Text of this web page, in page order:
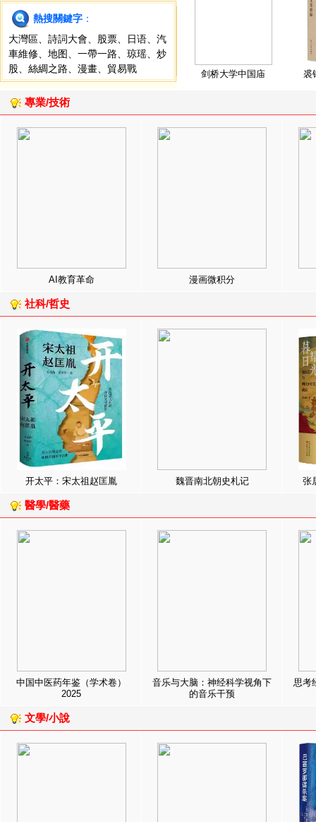
熱搜關鍵字 ：
大灣區
詩詞大會 股票 日语
汽
車維修
地图 一帶一路 琼瑶
炒
股
絲綢之路 漫畫 貿易戰 剑桥大学中国庙 裘
專業/技術
AI教育革命 漫画微积分
社科/哲史
开太平：宋太祖赵匡胤 魏晋南北朝史札记 张
醫學/醫藥
中国中医药年鉴（学术卷）
2025
音乐与大脑：神经科学视角下
的音乐干预
思考
文學/小說